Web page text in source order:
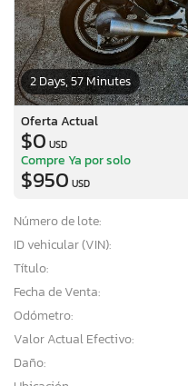
2 Days, 57 Minutes
Oferta Actual
$0 USD
Compre Ya por solo
$950 USD
Número de lote:
ID vehicular (VIN):
Título:
Fecha de Venta:
Odómetro:
Valor Actual Efectivo:
Daño: